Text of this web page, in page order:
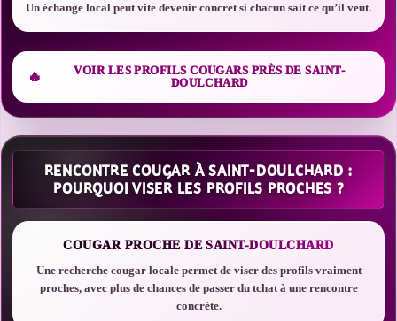
Un échange local peut vite devenir concret si chacun sait ce qu’il veut.
VOIR LES PROFILS COUGARS PRÈS DE SAINT-
DOULCHARD
RENCONTRE COUGAR À SAINT-DOULCHARD :
POURQUOI VISER LES PROFILS PROCHES ?
COUGAR PROCHE DE SAINT-DOULCHARD
Une recherche cougar locale permet de viser des profils vraiment
proches, avec plus de chances de passer du tchat à une rencontre
concrète.